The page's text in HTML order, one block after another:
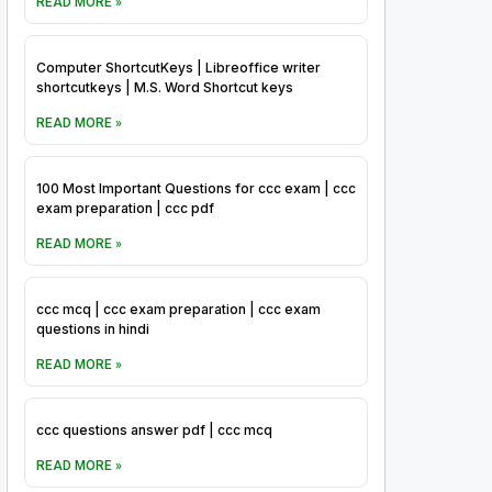
Computer ShortcutKeys | Libreoffice writer
shortcutkeys | M.S. Word Shortcut keys
READ MORE »
100 Most Important Questions for ccc exam | ccc
exam preparation | ccc pdf
READ MORE »
ccc mcq | ccc exam preparation | ccc exam
questions in hindi
READ MORE »
ccc questions answer pdf | ccc mcq
READ MORE »